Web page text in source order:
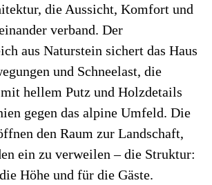
die Aussicht, Komfort und
verband. Der
aus Naturstein sichert das Haus
und Schnee­last, die
mit hellem Putz und Holzdetails
gegen das alpine Umfeld. Die
den Raum zur Landschaft,
ein zu verweilen – die Struktur:
Höhe und für die Gäste.